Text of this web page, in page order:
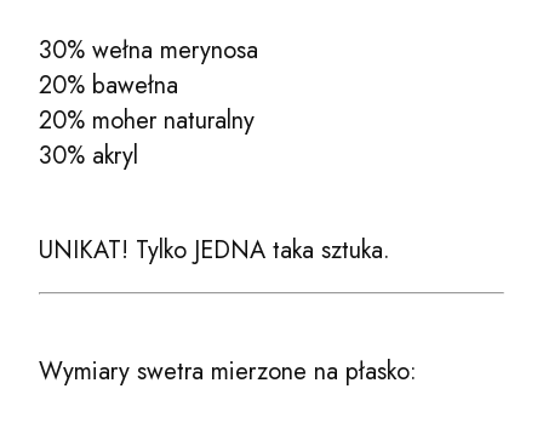
30% wełna merynosa
20% bawełna
20% moher naturalny
30% akryl
UNIKAT! Tylko JEDNA taka sztuka.
Wymiary swetra mierzone na płasko: